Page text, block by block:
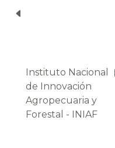
IPDSA - Soberania
Alimentaria